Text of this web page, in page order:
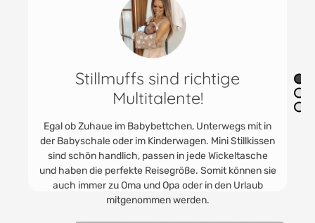
Das Mini Stillkissen ist einfach
anzuziehen
Einfach das Kissen über den Unterarm streifen und
schon kann das Stillen oder Fläschchen geben
beginnen. Der Kopf des Babys ist sicher, weich und
stabil gelagert. Somit kann beim Stillen nichts mehr
verrutschen.